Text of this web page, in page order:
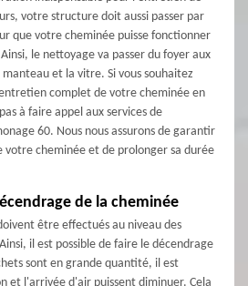
votre structure doit aussi passer par
que votre cheminée puisse fonctionner
le nettoyage va passer du foyer aux
et la vitre. Si vous souhaitez
complet de votre cheminée en
à faire appel aux services de
60. Nous nous assurons de garantir
votre cheminée et de prolonger sa durée
de la cheminée
être effectués au niveau des
il est possible de faire le décendrage
sont en grande quantité, il est
et l'arrivée d'air puissent diminuer. Cela